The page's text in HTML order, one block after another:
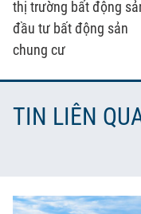
thị trường bất động
đầu tư bất động sản
chung cư
TIN LIÊN